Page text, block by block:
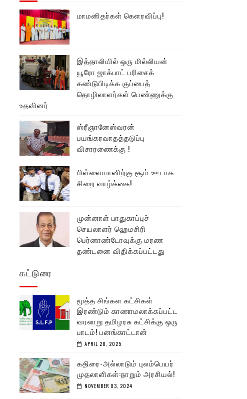
மாமனிதர்கள் கௌரவிப்பு!
இத்தாலியில் ஒரு மில்லியன்
யூரோ ஜாக்பாட் பரிசைக்
கண்டுபிடிக்க குப்பைத்
தொழிலாளர்கள் பெண்ணுக்கு
உதவினர்
ஸ்ரீஞானேஸ்வரன்
பயங்கரவாதத்தடுப்பு
விசாரணைக்கு !
பிள்ளையானிற்கு சூம் ஊடாக
சிறை வாழ்க்கை!
முன்னாள் பாதுகாப்புச்
செயலாளர் ஹெமசிரி
பெர்னாண்டோவுக்கு மரண
தண்டனை விதிக்கப்பட்டது
கட்டுரை
மூத்த சிங்கள கட்சிகள்
இரண்டும் காணாமலாக்கப்பட்ட
வரலாறு தமிழரசு கட்சிக்கு ஒரு
பாடம்! பனங்காட்டான்
APRIL 28, 2025
கதிரை-அல்லாடும் புலம்பெயர்
முதலாளிகள்:நாறும் அரசியல்!
NOVEMBER 03, 2024